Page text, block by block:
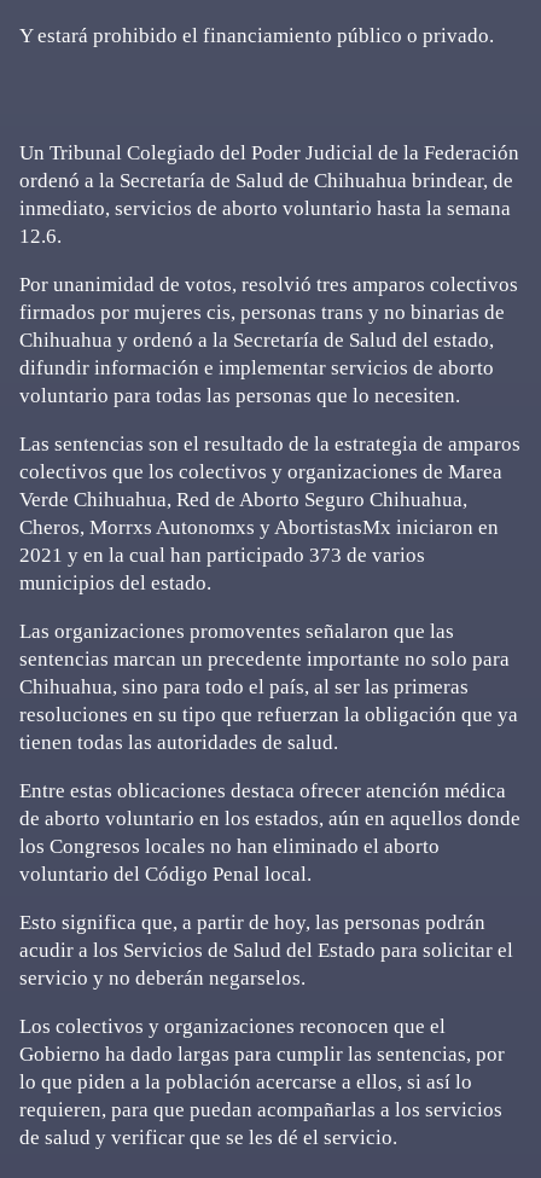
Y estará prohibido el financiamiento público o privado.
Un Tribunal Colegiado del Poder Judicial de la Federación
ordenó a la Secretaría de Salud de Chihuahua brindear, de
inmediato, servicios de aborto voluntario hasta la semana
12.6.
Por unanimidad de votos, resolvió tres amparos colectivos
firmados por mujeres cis, personas trans y no binarias de
Chihuahua y ordenó a la Secretaría de Salud del estado,
difundir información e implementar servicios de aborto
voluntario para todas las personas que lo necesiten.
Las sentencias son el resultado de la estrategia de amparos
colectivos que los colectivos y organizaciones de Marea
Verde Chihuahua, Red de Aborto Seguro Chihuahua,
Cheros, Morrxs Autonomxs y AbortistasMx iniciaron en
2021 y en la cual han participado 373 de varios
municipios del estado.
Las organizaciones promoventes señalaron que las
sentencias marcan un precedente importante no solo para
Chihuahua, sino para todo el país, al ser las primeras
resoluciones en su tipo que refuerzan la obligación que ya
tienen todas las autoridades de salud.
Entre estas oblicaciones destaca ofrecer atención médica
de aborto voluntario en los estados, aún en aquellos donde
los Congresos locales no han eliminado el aborto
voluntario del Código Penal local.
Esto significa que, a partir de hoy, las personas podrán
acudir a los Servicios de Salud del Estado para solicitar el
servicio y no deberán negarselos.
Los colectivos y organizaciones reconocen que el
Gobierno ha dado largas para cumplir las sentencias, por
lo que piden a la población acercarse a ellos, si así lo
requieren, para que puedan acompañarlas a los servicios
de salud y verificar que se les dé el servicio.